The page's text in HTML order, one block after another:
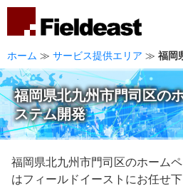
ホーム ≫ サービス提供エリア ≫ 福岡
福岡県北九州市門司区の
ステム開発
福岡県北九州市門司区のホーム
はフィールドイーストにお任せ下